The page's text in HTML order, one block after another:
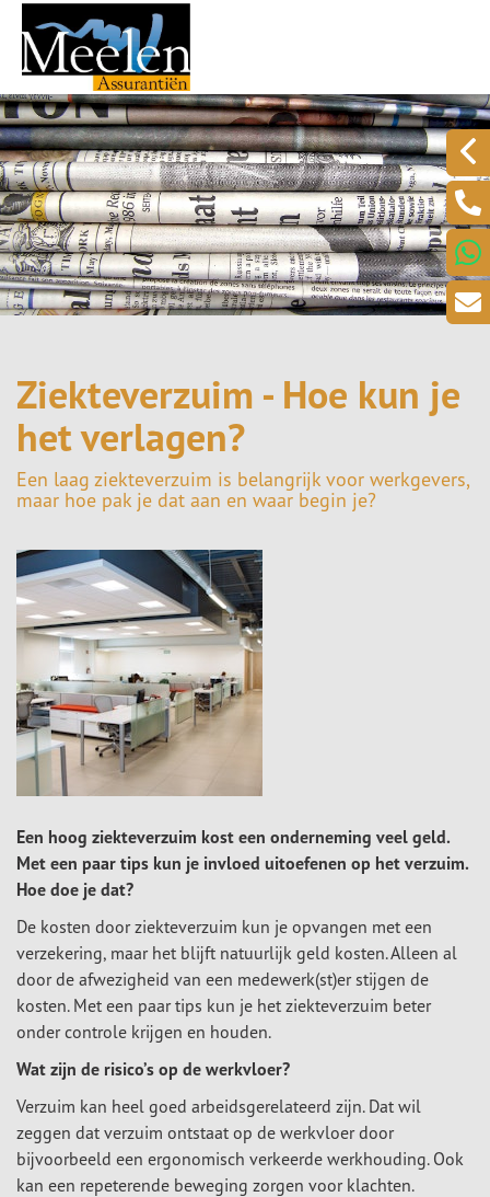
Ziekteverzuim - Hoe kun je
het verlagen?
Een laag ziekteverzuim is belangrijk voor werkgevers,
maar hoe pak je dat aan en waar begin je?
Een hoog ziekteverzuim kost een onderneming veel geld.
Met een paar tips kun je invloed uitoefenen op het verzuim.
Hoe doe je dat?
De kosten door ziekteverzuim kun je opvangen met een
verzekering, maar het blijft natuurlijk geld kosten. Alleen al
door de afwezigheid van een medewerk(st)er stijgen de
kosten. Met een paar tips kun je het ziekteverzuim beter
onder controle krijgen en houden.
Wat zijn de risico’s op de werkvloer?
Verzuim kan heel goed arbeidsgerelateerd zijn. Dat wil
zeggen dat verzuim ontstaat op de werkvloer door
bijvoorbeeld een ergonomisch verkeerde werkhouding. Ook
kan een repeterende beweging zorgen voor klachten.